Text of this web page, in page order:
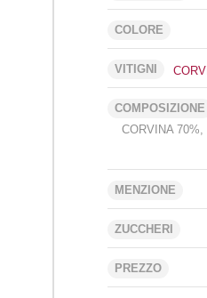
COLORE
VITIGNI
COMPOSIZIONE
CORVINA
MENZIONE
ZUCCHERI
PREZZO